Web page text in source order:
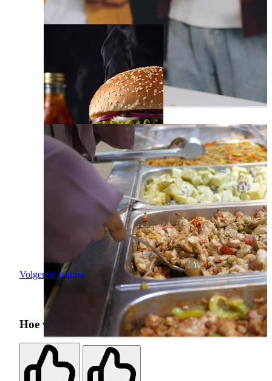
Volgende pagina
Hoe was je zoekervaring?